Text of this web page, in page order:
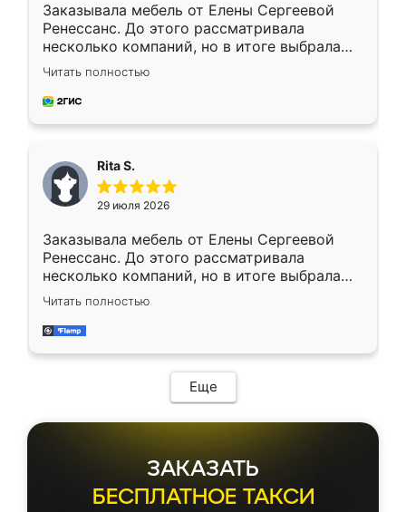
Заказывала мебель от Елены Сергеевой
Ренессанс. До этого рассматривала
несколько компаний, но в итоге выбрала
эту. Сначала обговорили условия, потом
приехал замерщик, всё спокойно объяснил
и снял размеры. Изготовили в срок, с
каких-либо доработок. Качеством осталась
довольна, все выглядит так, как и ожидала.
Читать полностью
Rita S.
29 июля 2026
Заказывала мебель от Елены Сергеевой
Ренессанс. До этого рассматривала
несколько компаний, но в итоге выбрала
эту. Сначала обговорили условия, потом
приехал замерщик, всё спокойно объяснил
и снял размеры. Изготовили в срок, с
мебель сразу встала на свое место без
каких-либо доработок. Качеством осталась
довольна, все выглядит так, как и ожидала.
Читать полностью
Еще
ЗАКАЗАТЬ
БЕСПЛАТНОЕ ТАКСИ